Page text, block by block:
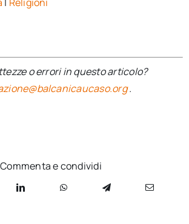
o errori in questo articolo?
.
Commenta e condividi